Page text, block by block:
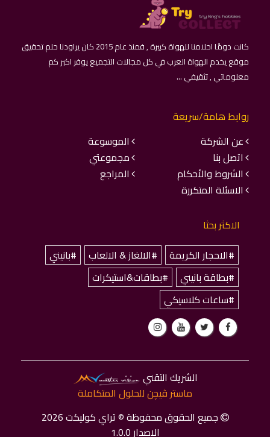
كانت دومًا احلامنا للهواة كبيرة , فمنذ عام 2015 كان يراودنا حلم تحقيق
موقع يخدم الهواة العرب في كل مجالات التجميع يوفر اكبر كم
معلوماتي , تثقيفي ...
روابط هامة/سريعة
عن الشركة
الموسوعة
اتصل بنا
مجموعتي
الشروط والأحكام
المراجع
الاسئلة المتكررة
الاكثر بحثا
#الاحجار الكريمة
#الالغاز & الالعاب
#بانيني
#بطاقة بانيني
#بطاقات&استيكرات
#ساعات كلاسيكي
الشريك التقني
ماستر ﭬﻴﭽﻦ للحلول المتكاملة
جميع الحقوق محفوظة © تراي كوليكت 2026
الاصدار 1.0.0